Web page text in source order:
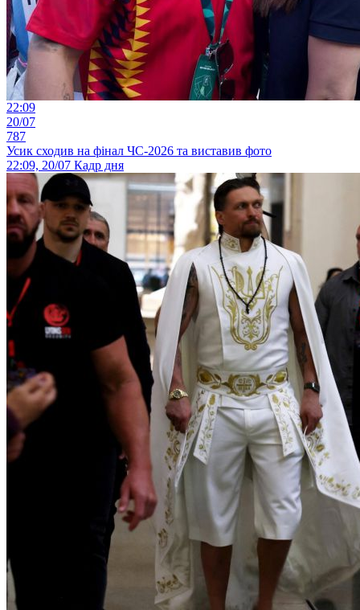
22:09
20/07
787
Усик сходив на фінал ЧС-2026 та виставив фото
22:09, 20/07 Кадр дня